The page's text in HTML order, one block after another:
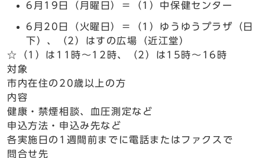
6月19日（月曜日）＝（1）中保健センター
6月20日（火曜日）＝（1）ゆうゆうプラザ（日
下）、（2）はすの広場（近江堂）
☆（1）は11時～12時、（2）は15時～16時
対象
市内在住の20歳以上の方
内容
健康・禁煙相談、血圧測定など
申込方法・申込み先など
各実施日の1週間前までに電話またはファクスで
問合せ先